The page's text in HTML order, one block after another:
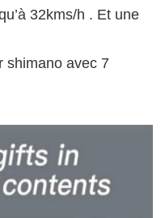
32kms/h . Et une
shimano avec 7